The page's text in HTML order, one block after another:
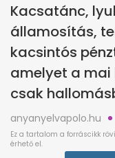
Kacsatánc,
államosítás,
kacsintós
amelyet a
csak
anyanyelvapolo.hu